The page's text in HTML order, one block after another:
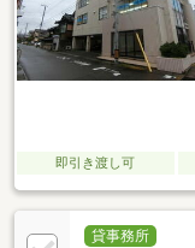
即引き渡し可
貸事務所